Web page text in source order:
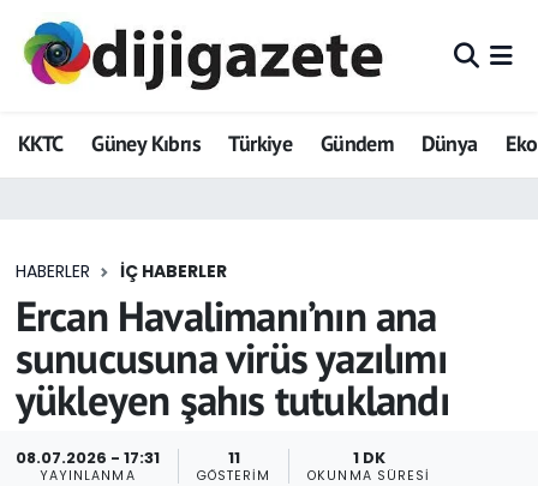
KKTC Güney Kıbrıs Türkiye Gündem Dünya
HABERLER İÇ HABERLER
Ercan Havalimanı’nın ana
sunucusuna virüs yazılımı
yükleyen şahıs tutuklandı
08.07.2026 - 17:31
YAYINLANMA
11
GÖSTERIM
1 DK
OKUNMA SÜRESI
ADVERTORIAL
Dijigazete
Eğitim
Ekonomi
Foto Galeri
GEZİ
Hava Durumu
Trafik Durumu
Tüm Manşetler
Son Dakika Haberleri
Haber Arşivi